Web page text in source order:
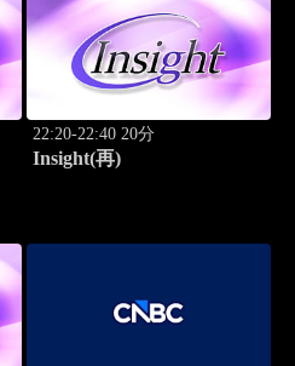
22:20-22:40 20分
Insight(再)